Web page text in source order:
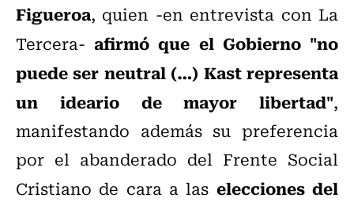
Figueroa, quien -en entrevista con La
Tercera-afirmó que el Gobierno "no
puede ser neutral (…) Kast representa
un ideario de mayor libertad",
manifestando además su preferencia
por el abanderado del Frente Social
Cristiano de cara a las elecciones del